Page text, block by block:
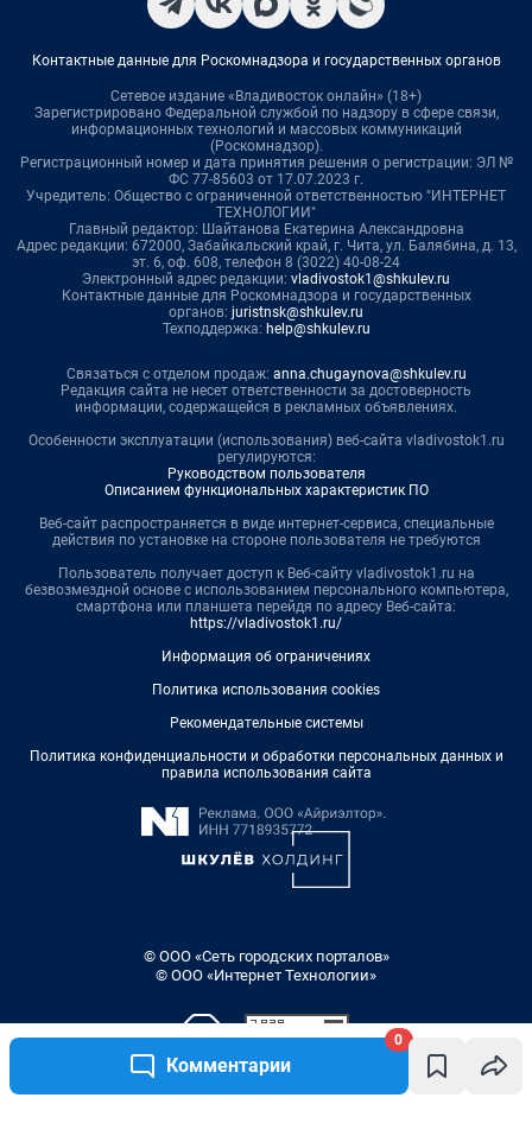
Комментарии
0
Контактные данные для Роскомнадзора и государственных органов
Сетевое издание «Владивосток онлайн» (18+)
Зарегистрировано Федеральной службой по надзору в сфере связи,
информационных технологий и массовых коммуникаций
(Роскомнадзор).
Регистрационный номер и дата принятия решения о регистрации: ЭЛ №
ФС 77-85603 от 17.07.2023 г.
Учредитель: Общество с ограниченной ответственностью "ИНТЕРНЕТ
ТЕХНОЛОГИИ"
Главный редактор: Шайтанова Екатерина Александровна
Адрес редакции: 672000, Забайкальский край, г. Чита, ул. Балябина, д. 13,
эт. 6, оф. 608, телефон 8 (3022) 40-08-24
Электронный адрес редакции: vladivostok1@shkulev.ru
Контактные данные для Роскомнадзора и государственных
органов: juristnsk@shkulev.ru
Техподдержка: help@shkulev.ru
Связаться с отделом продаж: anna.chugaynova@shkulev.ru
Редакция сайта не несет ответственности за достоверность
информации, содержащейся в рекламных объявлениях.
Особенности эксплуатации (использования) веб-сайта vladivostok1.ru
регулируются:
Руководством пользователя
Описанием функциональных характеристик ПО
Веб-сайт распространяется в виде интернет-сервиса, специальные
действия по установке на стороне пользователя не требуются
Пользователь получает доступ к Веб-сайту vladivostok1.ru на
безвозмездной основе с использованием персонального компьютера,
смартфона или планшета перейдя по адресу Веб-сайта:
https://vladivostok1.ru/
Информация об ограничениях
Политика использования cookies
Рекомендательные системы
Политика конфиденциальности и обработки персональных данных и
правила использования сайта
© ООО «Сеть городских порталов»
© ООО «Интернет Технологии»